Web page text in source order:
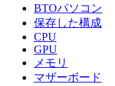
BTOパソコン
保存した構成
CPU
GPU
メモリ
マザーボード